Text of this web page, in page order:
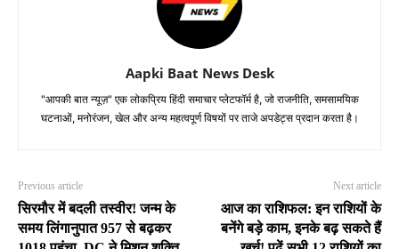
Aapki Baat News Desk
"आपकी बात न्यूज़" एक लोकप्रिय हिंदी समाचार प्लेटफॉर्म है, जो राजनीति, समसामयिक
घटनाओं, मनोरंजन, खेल और अन्य महत्वपूर्ण विषयों पर ताजे अपडेट्स प्रदान करता है।
Previous article
सिरमौर में बदली तस्वीर! जन्म के
समय लिंगानुपात 957 से बढ़कर
Next article
आज का राशिफल: इन राशियों के
बनेंगे बड़े काम, इनके बढ़ सकते हैं